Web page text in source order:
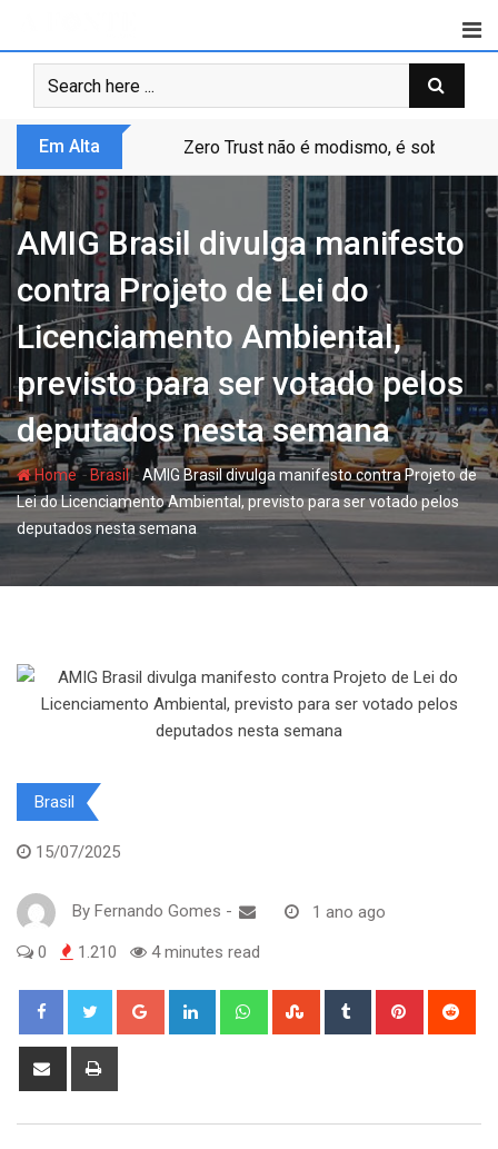
content
Em Alta Zero Trust não é modismo, é
AMIG Brasil divulga manifesto
contra Projeto de Lei do
Licenciamento Ambiental,
previsto para ser votado pelos
deputados nesta semana
Home-Brasil-AMIG Brasil divulga manifesto contra Projeto de
Lei do Licenciamento Ambiental, previsto para ser votado pelos
deputados nesta semana
Brasil
15/07/2025
By Fernando Gomes - 1 ano ago
0 1.210 4 minutes read
Google+ LinkedIn WhatsappStumbleUpon
Tumblr Pinterest
Share